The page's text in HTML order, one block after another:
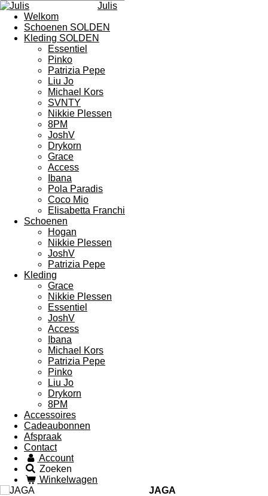
Julis
Welkom
Schoenen SOLDEN
Kleding SOLDEN
Essentiel
Pinko
Patrizia Pepe
Liu Jo
Michael Kors
SVNTY
Nikkie Plessen
8PM
JoshV
Drykorn
Grace
Access
Ibana
Pola Paradis
Coco Mio
Elisabetta Franchi
Schoenen
Hogan
Nikkie Plessen
JoshV
Patrizia Pepe
Kleding
Grace
Nikkie Plessen
Essentiel
JoshV
Access
Ibana
Michael Kors
Patrizia Pepe
Pinko
Liu Jo
Drykorn
8PM
Accessoires
Cadeaubonnen
Afspraak
Contact
Account
Zoeken
Winkelwagen
JAGA